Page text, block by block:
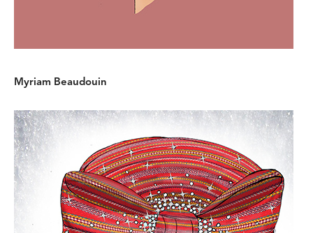
Myriam Beaudouin